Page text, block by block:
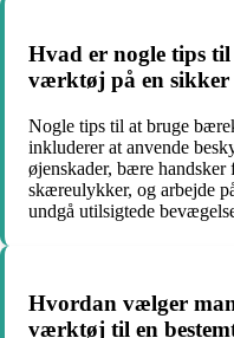
Hvad er nogle tips
værktøj på en sikker
Nogle tips til at bruge
inkluderer at anvende
øjenskader, bære
skæreulykker, og arbejde
undgå utilsigtede
Hvordan vælger
værktøj til en